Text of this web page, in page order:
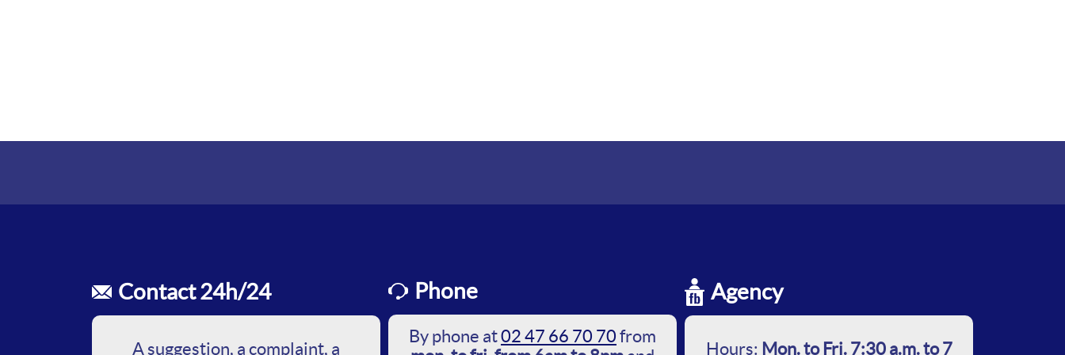
Contact 24h/24
A suggestion, a complaint, a
Phone
By phone at02 47 66 70 70 from
Agency
Hours: Mon. to Fri. 7:30 a.m. to 7